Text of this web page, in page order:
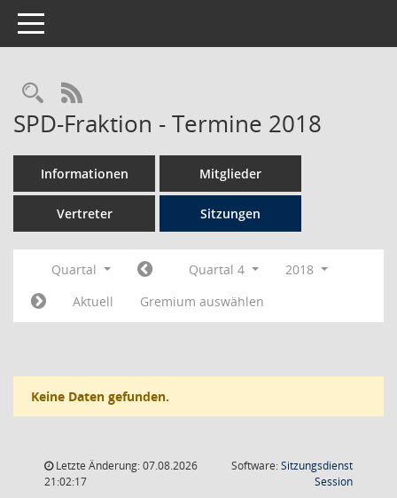
Toggle navigation
Rechercheauswahl
RSS-Feed
SPD-Fraktion - Termine 2018
Informationen Mitglieder
Vertreter Sitzungen
Quartal Quartal 4
2018
Aktuell
Gremium auswählen
Keine Daten gefunden.
Letzte Änderung: 07.08.2026
21:02:17
Software:Sitzungsdienst
Session(Wird in